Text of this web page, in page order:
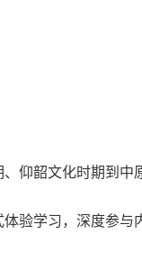
仰韶文化时期到
验学习，深度参